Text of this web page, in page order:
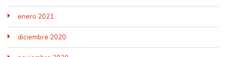
enero 2021
diciembre 2020